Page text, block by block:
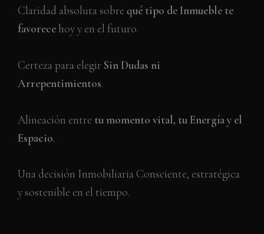
Claridad absoluta sobre qué tipo de Inmueble te
favorecehoy y en el futuro.
Certeza para elegir Sin Dudas ni
Arrepentimientos.
Alineación entre tu momento vital, tu Energía y el
Espacio.
Una decisión Inmobiliaria Consciente, estratégica
y sostenible en el tiempo.